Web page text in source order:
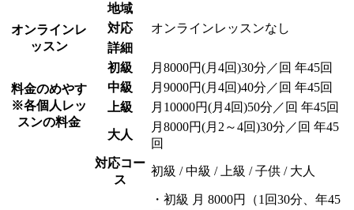
地域
オンラインレ
ッスン
対応
オンラインレッスンなし
詳細
料金のめやす
※各個人レッ
スンの料金
初級
月8000円(月4回)30分／回 年45回
中級
月9000円(月4回)40分／回 年45回
上級
月10000円(月4回)50分／回 年45回
大人
月8000円(月2～4回)30分／回 年45
回
対応コー
ス
初級 / 中級 / 上級 / 子供 / 大人
・初級 月 8000円（1回30分、年45